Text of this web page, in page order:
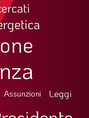
Assunzioni Leggi